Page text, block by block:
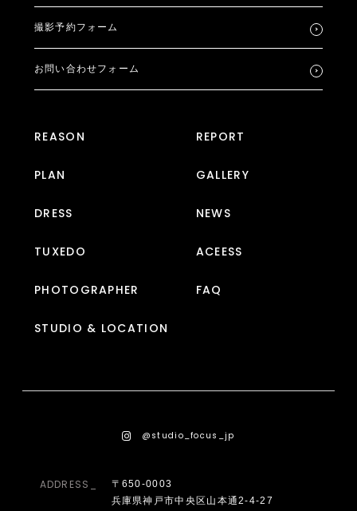
撮影予約フォーム
お問い合わせフォーム
REASON
PLAN
DRESS
TUXEDO
PHOTOGRAPHER
STUDIO & LOCATION
REPORT
GALLERY
NEWS
ACEESS
FAQ
@studio_focus_jp
ADDRESS_
〒650-0003
兵庫県神戸市中央区山本通2-4-27